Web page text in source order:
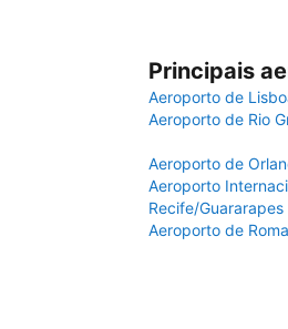
Principais
Aeroporto de
Aeroporto de Rio
Aeroporto de
Aeroporto
Recife/
Aeroporto de